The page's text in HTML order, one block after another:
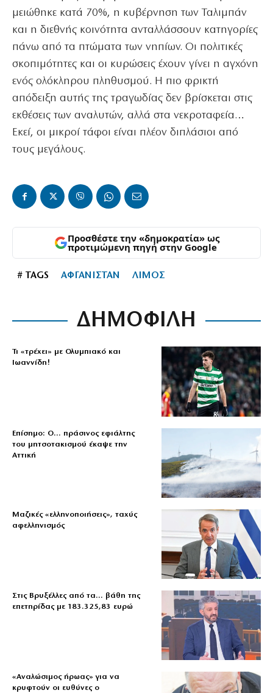
μειώθηκε κατά 70%, η κυβέρνηση των Ταλιμπάν
και η διεθνής κοινότητα ανταλλάσσουν κατηγορίες
πάνω από τα πτώματα των νηπίων. Οι πολιτικές
σκοπιμότητες και οι κυρώσεις έχουν γίνει η αγχόνη
ενός ολόκληρου πληθυσμού. Η πιο φρικτή
απόδειξη αυτής της τραγωδίας δεν βρίσκεται στις
εκθέσεις των αναλυτών, αλλά στα νεκροταφεία…
Εκεί, οι μικροί τάφοι είναι πλέον διπλάσιοι από
τους μεγάλους.
Προσθέστε την «δημοκρατία» ως
προτιμώμενη πηγή στην Google
# TAGS ΑΦΓΑΝΙΣΤΑΝ ΛΙΜΟΣ
ΔΗΜΟΦΙΛΗ
Τι «τρέχει» με Ολυμπιακό και
Ιωαννίδη!
Επίσημο: Ο… πράσινος εφιάλτης
του μητσοτακισμού έκαψε την
Αττική
Μαζικές «ελληνοποιήσεις», ταχύς
αφελληνισμός
Στις Βρυξέλλες από τα… βάθη της
επετηρίδας με 183.325,83 ευρώ
«Aναλώσιμος ήρωας» για να
κρυφτούν οι ευθύνες ο